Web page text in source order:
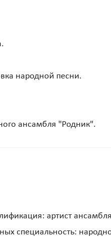
народной песни.
ансамбля "Родник".
артист
специальность: